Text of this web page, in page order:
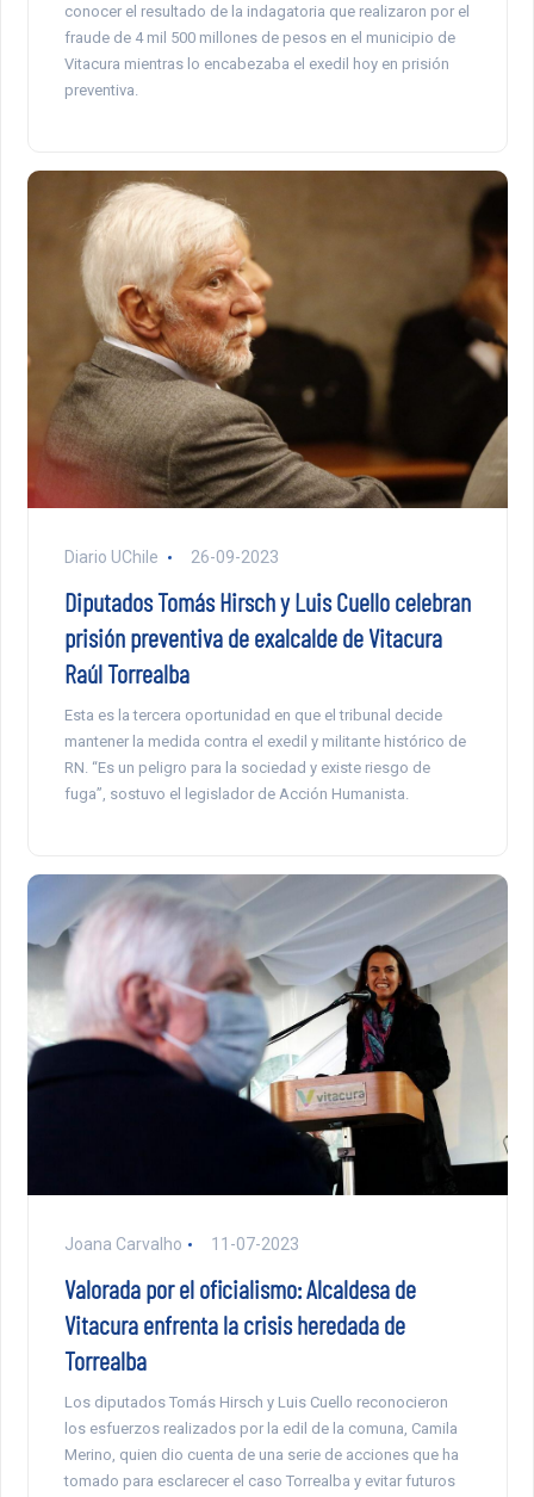
conocer el resultado de la indagatoria que realizaron por el
fraude de 4 mil 500 millones de pesos en el municipio de
Vitacura mientras lo encabezaba el exedil hoy en prisión
preventiva.
Diario UChile 26-09-2023
Diputados Tomás Hirsch y Luis Cuello celebran
prisión preventiva de exalcalde de Vitacura
Raúl Torrealba
Esta es la tercera oportunidad en que el tribunal decide
mantener la medida contra el exedil y militante histórico de
RN. “Es un peligro para la sociedad y existe riesgo de
fuga”, sostuvo el legislador de Acción Humanista.
Joana Carvalho 11-07-2023
Valorada por el oficialismo: Alcaldesa de
Vitacura enfrenta la crisis heredada de
Torrealba
Los diputados Tomás Hirsch y Luis Cuello reconocieron
los esfuerzos realizados por la edil de la comuna, Camila
Merino, quien dio cuenta de una serie de acciones que ha
tomado para esclarecer el caso Torrealba y evitar futuros